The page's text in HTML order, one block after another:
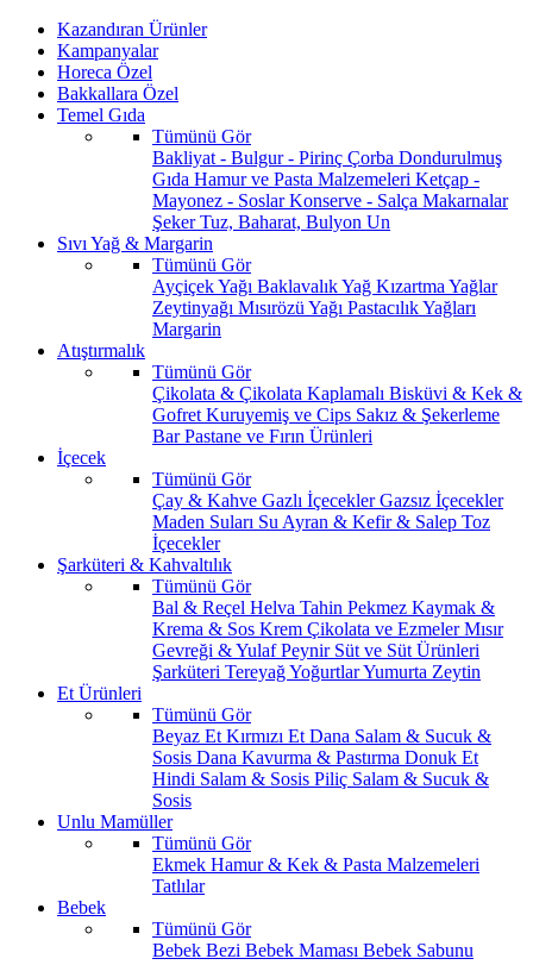
Kazandıran Ürünler
Kampanyalar
Horeca Özel
Bakkallara Özel
Temel Gıda
Tümünü Gör
Bakliyat - Bulgur - Pirinç Çorba Dondurulmuş
Gıda Hamur ve Pasta Malzemeleri Ketçap -
Mayonez - SoslarKonserve - Salça Makarnalar
ŞekerTuz, Baharat, Bulyon Un
Sıvı Yağ & Margarin
Tümünü Gör
Ayçiçek Yağı Baklavalık Yağ Kızartma Yağlar
Zeytinyağı Mısırözü Yağı Pastacılık Yağları
Margarin
Atıştırmalık
Tümünü Gör
Çikolata & Çikolata Kaplamalı Bisküvi & Kek &
Gofret Kuruyemiş ve Cips Sakız & Şekerleme
BarPastane ve Fırın Ürünleri
İçecek
Tümünü Gör
Çay & Kahve Gazlı İçeceklerGazsız İçecekler
Maden Suları Su Ayran & Kefir & Salep Toz
İçecekler
Şarküteri & Kahvaltılık
Tümünü Gör
Bal & Reçel Helva Tahin Pekmez Kaymak &
Krema & Sos Krem Çikolata ve EzmelerMısır
Gevreği & YulafPeynir Süt ve Süt Ürünleri
Şarküteri TereyağYoğurtlarYumurta Zeytin
Et Ürünleri
Tümünü Gör
Beyaz Et Kırmızı Et Dana Salam & Sucuk &
Sosis Dana Kavurma & Pastırma Donuk Et
Hindi Salam & Sosis Piliç Salam & Sucuk &
Sosis
Unlu Mamüller
Tümünü Gör
Ekmek Hamur & Kek & Pasta Malzemeleri
Tatlılar
Bebek
Tümünü Gör
Bebek Bezi Bebek Maması Bebek Sabunu